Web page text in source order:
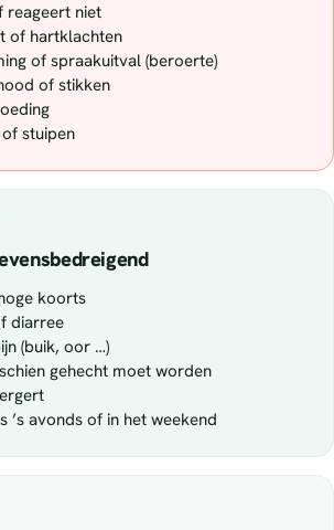
reageert niet
of hartklachten
of spraakuitval (beroerte)
of stikken
stuipen
koorts
diarree
(buik, oor …)
gehecht moet worden
’s avonds of in het weekend